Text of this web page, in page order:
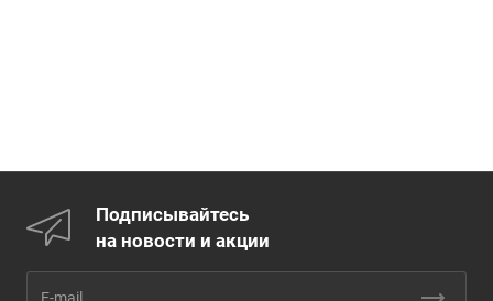
Подписывайтесь
на новости и акции